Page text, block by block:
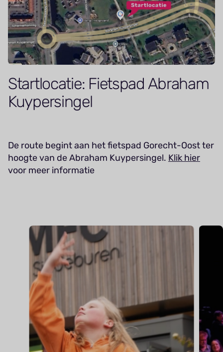
Startlocatie: Fietspad Abraham
Kuypersingel
De route begint aan het fietspad Gorecht-Oost ter
hoogte van de Abraham Kuypersingel. Klik hier
voor meer informatie